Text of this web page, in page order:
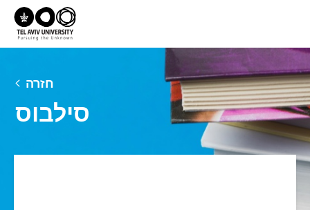
חזרה
סילבוס